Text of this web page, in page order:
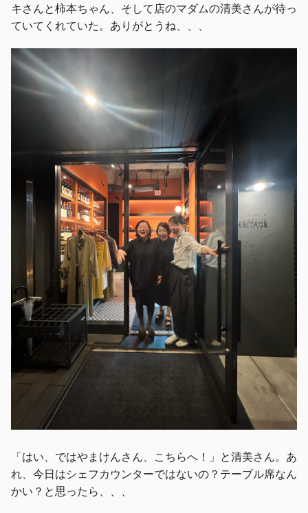
キさんと柿本ちゃん、そして店のマダムの清美さんが待っ
ていてくれていた。ありがとうね、、、
「はい、ではやまけんさん、こちらへ！」と清美さん。あ
れ、今日はシェフカウンターではないの？テーブル席なん
かい？と思ったら、、、